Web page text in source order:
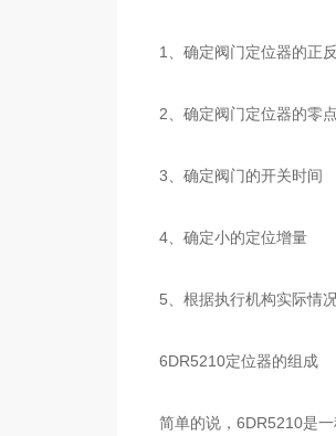
1、确定阀门定位器的正
2、确定阀门定位器的零
3、确定阀门的开关时间
4、确定小的定位增量
5、根据执行机构实际情
6DR5210定位器的组成
简单的说，6DR5210是